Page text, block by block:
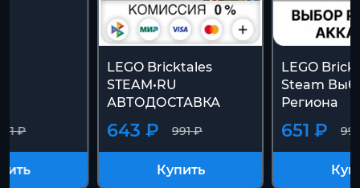
₽
LEGO Bricktales
STEAM•RU
АВТОДОСТАВКА
991 ₽
643 ₽
Купить
LEGO
Steam
Региона
651 ₽